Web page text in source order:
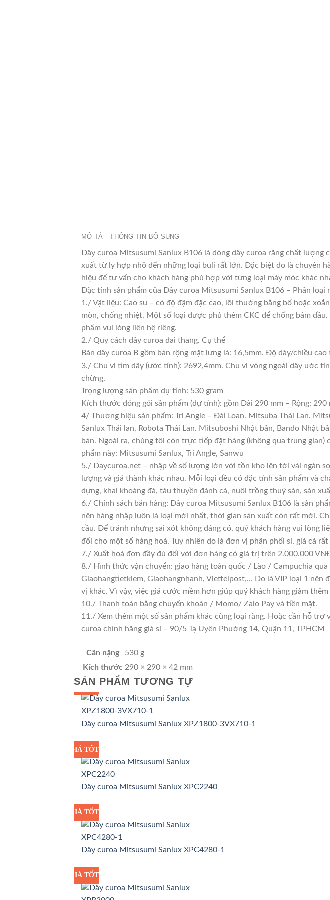
MÔ TẢ THÔNG TIN BỔ SUNG
Dây curoa Mitsusumi Sanlux B106 là dòng dây curoa răng chất
xuất từ ly hợp nhỏ đến những loại buli rất lớn. Đặc biệt do là chuyên
hiệu để tư vấn cho khách hàng phù hợp với từng loại máy móc khác
Đặc tính sản phẩm của Dây curoa Mitsusumi Sanlux B106 – Phân loại
1./ Vật liệu: Cao su – có độ đậm đặc cao, lõi thường bằng bố hoặc
mòn, chống nhiệt. Một số loại được phủ thêm CKC để chống bám
phẩm vui lòng liên hệ riêng.
2./ Quy cách dây curoa đai thang. Cụ thể
Bản dây curoa B gồm bản rộng mặt lưng là: 16,5mm. Độ dày/chiều
3./ Chu vi tim dây (ước tính): 2692,4mm. Chu vi vòng ngoài dây ước
chừng.
Trọng lượng sản phẩm dự tính: 530 gram
Kích thước đóng gói sản phẩm (dự tính): gồm Dài 290 mm – Rộng: 290
4/ Thương hiệu sản phẩm: Tri Angle – Đài Loan. Mitsuba Thái Lan.
Sanlux Thái lan, Robota Thái Lan. Mitsuboshi Nhật bản, Bando Nhật
bản. Ngoài ra, chúng tôi còn trực tiếp đặt hàng (không qua trung
phẩm này: Mitsusumi Sanlux, Tri Angle, Sanwu
5./ Daycuroa.net – nhập về số lượng lớn với tồn kho lên tới vài ngàn
lượng và giá thành khác nhau. Mỗi loại đều có đặc tính sản phẩm và
dựng, khai khoáng đá, tàu thuyền đánh cá, nuôi trồng thuỷ sản, sản
6./ Chính sách bán hàng: Dây curoa Mitsusumi Sanlux B106 là sản
nên hàng nhập luôn là loại mới nhất, thời gian sản xuất còn rất mới.
cầu. Để tránh nhưng sai xót không đáng có, quý khách hàng vui lòng
đổi cho một số hàng hoá. Tuy nhiên do là đơn vị phân phối sỉ, giá cả
7./ Xuất hoá đơn đầy đủ đối với đơn hàng có giá trị trên 2.000.000
8./ Hình thức vận chuyển: giao hàng toàn quốc / Lào / Campuchia
Giaohangtietkiem, Giaohangnhanh, Viettelpost,… Do là VIP loại 1
vị khác. Vì vậy, việc giá cước mềm hơn giúp quý khách hàng giảm
10./ Thanh toán bằng chuyển khoản / Momo/ Zalo Pay và tiền mặt.
11./ Xem thêm một số sản phẩm khác cùng loại răng. Hoặc cần hỗ
curoa chính hãng giá sỉ – 90/5 Tạ Uyên Phường 14, Quận 11, TPHCM
Cân nặng
530 g
Kích thước 290 × 290 × 42 mm
SẢN PHẨM TƯƠNG TỰ
GIÁ SỈ
GIÁ TỐT
Dây curoa Mitsusumi Sanlux XPZ1800-3VX710-1
GIÁ SỈ
GIÁ TỐT
Dây curoa Mitsusumi Sanlux XPC2240
GIÁ SỈ
GIÁ TỐT
Dây curoa Mitsusumi Sanlux XPC4280-1
GIÁ SỈ
GIÁ TỐT